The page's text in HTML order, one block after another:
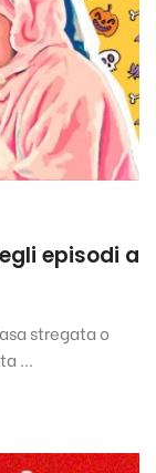
episodi a
stregata o
...